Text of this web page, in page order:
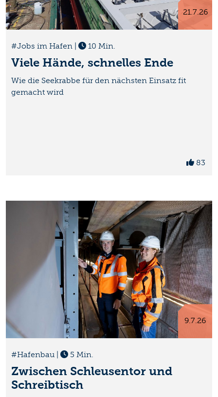
21.7.26
#Jobs im Hafen | 10 Min.
Viele Hände, schnelles Ende
Wie die Seekrabbe für den nächsten Einsatz fit
gemacht wird
83
9.7.26
#Hafenbau | 5 Min.
Zwischen Schleusentor und
Schreibtisch